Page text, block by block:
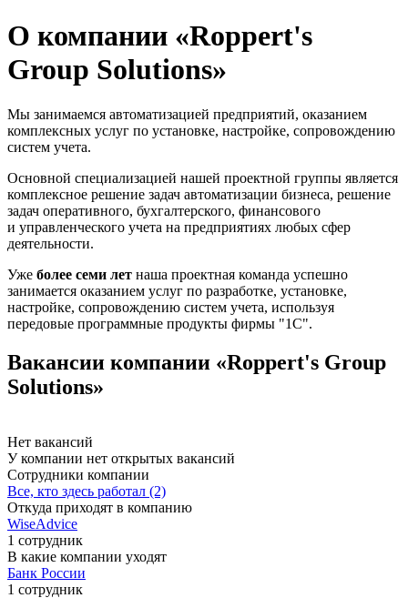
О компании «Roppert's
Group Solutions»
Мы занимаемся автоматизацией предприятий, оказанием
комплексных услуг по установке, настройке, сопровождению
систем учета.
Основной специализацией нашей проектной группы является
комплексное решение задач автоматизации бизнеса, решение
задач оперативного, бухгалтерского, финансового
и управленческого учета на предприятиях любых сфер
деятельности.
Уже более семи лет наша проектная команда успешно
занимается оказанием услуг по разработке, установке,
настройке, сопровождению систем учета, используя
передовые программные продукты фирмы "1С".
Вакансии компании «Roppert's Group
Solutions»
Нет вакансий
У компании нет открытых вакансий
Сотрудники компании
Все, кто здесь работал (2)
Откуда приходят в компанию
WiseAdvice
1 сотрудник
В какие компании уходят
Банк России
1 сотрудник